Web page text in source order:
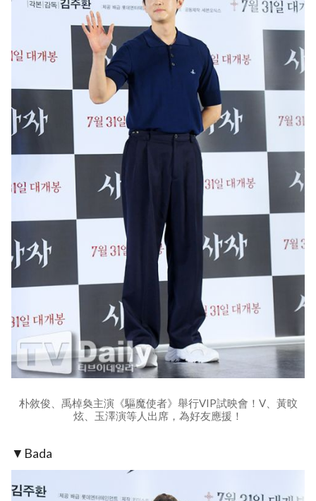
朴敘俊、禹棹奐主演《驅魔使者》舉行VIP試映會！V、黃旼
炫、玉澤演等人出席，為好友應援！
▼Bada